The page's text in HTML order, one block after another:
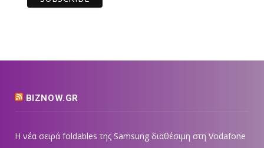
BIZNOW.GR
Η νέα σειρά foldables της Samsung διαθέσιμη στη Vodafone